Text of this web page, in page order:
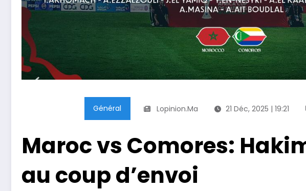
Général Lopinion.ma 21 Déc, 2025 | 19:21
Maroc vs Comores:
au coup d’envoi